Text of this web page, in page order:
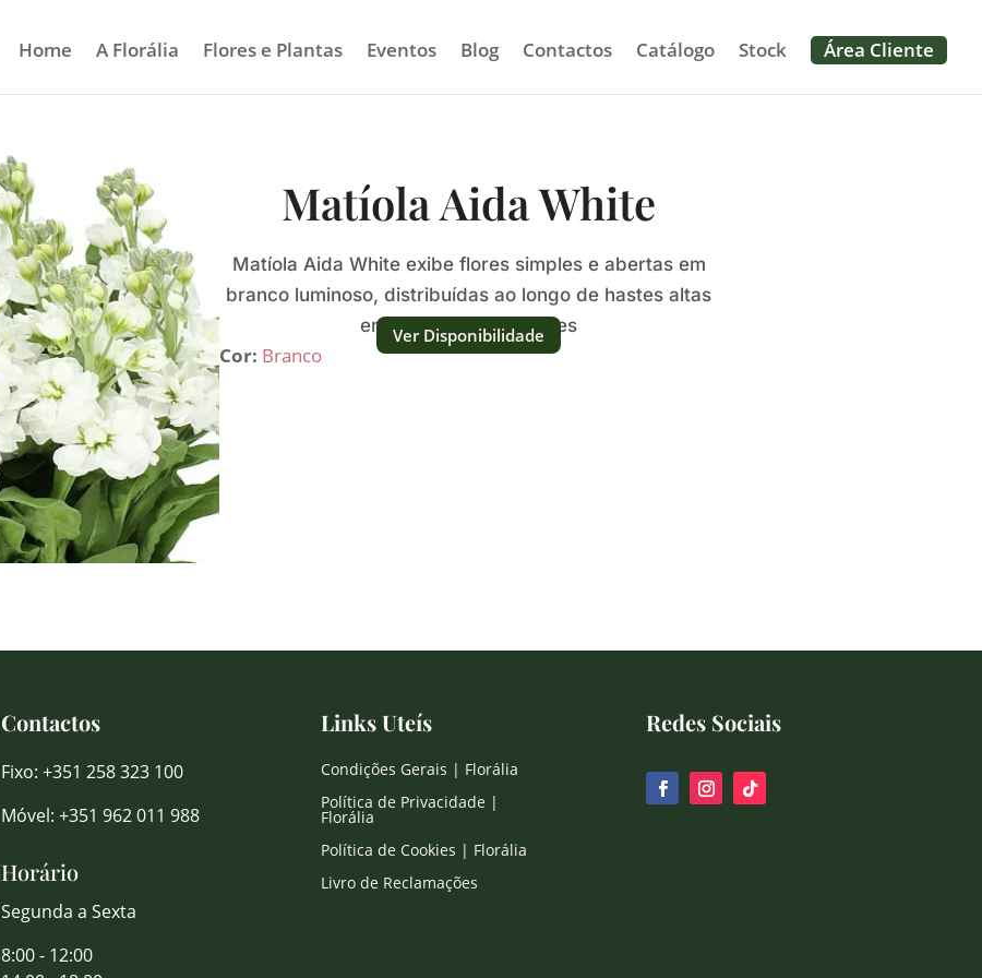
Home A Florália Flores e Plantas Eventos Blog Contactos Catálogo Stock Área Cliente
Matíola Aida White
Matíola Aida White exibe flores simples e abertas em
branco luminoso, distribuídas ao longo de hastes altas
entre numerosos botões
Cor: Branco
Ver Disponibilidade
Contactos
Fixo: +351 258 323 100
Móvel: +351 962 011 988
Horário
Segunda a Sexta
8:00 - 12:00
Links Uteís
Condições Gerais | Florália
Política de Privacidade |
Florália
Política de Cookies | Florália
Livro de Reclamações
Redes Sociais